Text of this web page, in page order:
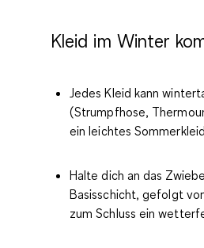
Kleid im Winter
Jedes Kleid kann
(Strumpfhose,
ein leichtes
Halte dich an das
Basisschicht, gefolgt
zum Schluss ein